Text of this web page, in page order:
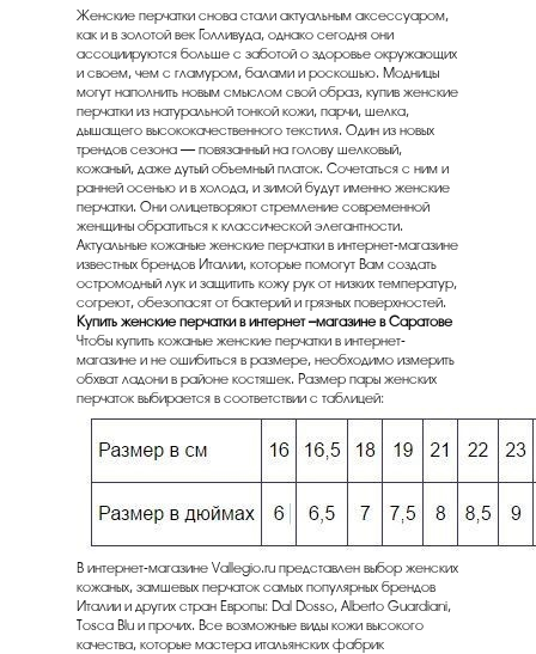
Женские перчатки снова стали актуальным аксессуаром,
как и в золотой век Голливуда, однако сегодня они
ассоциируются больше с заботой о здоровье окружающих
и своем, чем с гламуром, балами и роскошью. Модницы
могут наполнить новым смыслом свой образ, купив женские
перчатки из натуральной тонкой кожи, парчи, шелка,
дышащего высококачественного текстиля. Один из новых
трендов сезона — повязанный на голову шелковый,
кожаный, даже дутый объемный платок. Сочетаться с ним и
ранней осенью и в холода, и зимой будут именно женские
перчатки. Они олицетворяют стремление современной
женщины обратиться к классической элегантности.
Актуальные кожаные женские перчатки в интернет-магазине
известных брендов Италии, которые помогут Вам создать
остромодный лук и защитить кожу рук от низких температур,
согреют, обезопасят от бактерий и грязных поверхностей.
Купить женские перчатки в интернет –магазине в Саратове
Чтобы купить кожаные женские перчатки в интернет-
магазине и не ошибиться в размере, необходимо измерить
обхват ладони в районе костяшек. Размер пары женских
перчаток выбирается в соответствии с таблицей:
В интернет-магазине Vallegio.ru представлен выбор женских
кожаных, замшевых перчаток самых популярных брендов
Италии и других стран Европы: Dal Dosso, Alberto Guardiani,
Tosca Blu и прочих. Все возможные виды кожи высокого
качества, которые мастера итальянских фабрик